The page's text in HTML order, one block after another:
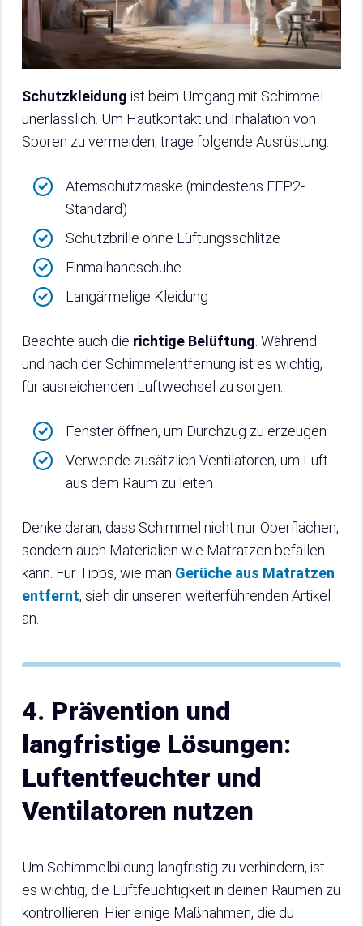
Schutzkleidung ist beim Umgang mit Schimmel
unerlässlich. Um Hautkontakt und Inhalation von
Sporen zu vermeiden, trage folgende Ausrüstung:
Atemschutzmaske (mindestens FFP2-
Standard)
Schutzbrille ohne Lüftungsschlitze
Einmalhandschuhe
Langärmelige Kleidung
Beachte auch die richtige Belüftung . Während
und nach der Schimmelentfernung ist es wichtig,
für ausreichenden Luftwechsel zu sorgen:
Fenster öffnen, um Durchzug zu erzeugen
Verwende zusätzlich Ventilatoren, um Luft
aus dem Raum zu leiten
Denke daran, dass Schimmel nicht nur Oberflächen,
sondern auch Materialien wie Matratzen befallen
kann. Für Tipps, wie man Gerüche aus Matratzen
entfernt, sieh dir unseren weiterführenden Artikel
an.
4. Prävention und
langfristige Lösungen:
Luftentfeuchter und
Ventilatoren nutzen
Um Schimmelbildung langfristig zu verhindern, ist
es wichtig, die Luftfeuchtigkeit in deinen Räumen zu
kontrollieren. Hier einige Maßnahmen, die du